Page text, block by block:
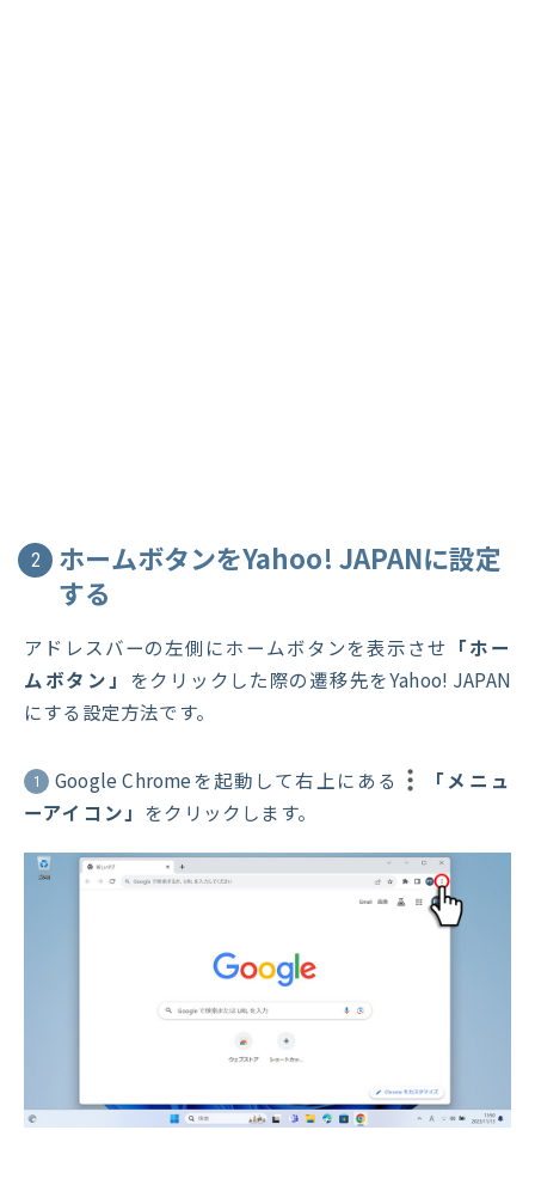
2
ホームボタンをYahoo! JAPANに設定
する
アドレスバーの左側にホームボタンを表示させ 「ホー
ムボタン」
をクリックした際の遷移先をYahoo! JAPAN
にする設定方法です。
1 Google Chromeを起動して右上にある
「メニュ
ーアイコン」 をクリックします。